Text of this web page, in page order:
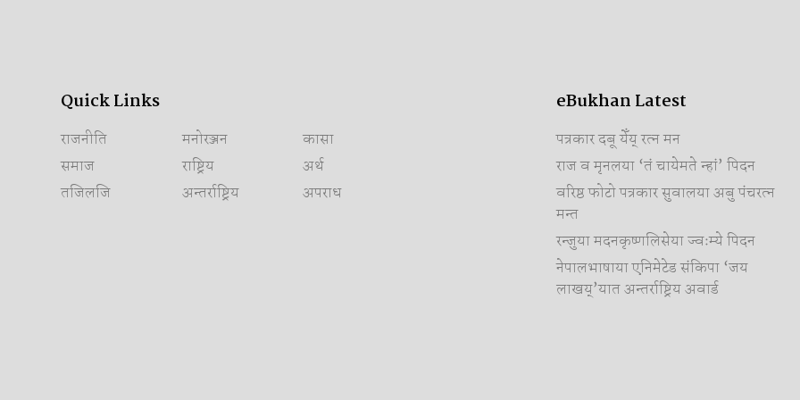
Quick Links
राजनीति
समाज
तजिलजि
मनोरञ्जन
राष्ट्रिय
अन्तर्राष्ट्रिय
कासा
अर्थ
अपराध
eBukhan Latest
पत्रकार दबू येँय् रत्न मन
राज व मृनलया ‘तं चायेमते न्हां’ पिदन
वरिष्ठ फोटो पत्रकार सुवालया अबु पंचरत्न
मन्त
रन्जुया मदनकृष्णलिसेया ज्वःम्ये पिदन
नेपालभाषाया एनिमेटेड संकिपा ‘जय
लाखय्’यात अन्तर्राष्ट्रिय अवार्ड